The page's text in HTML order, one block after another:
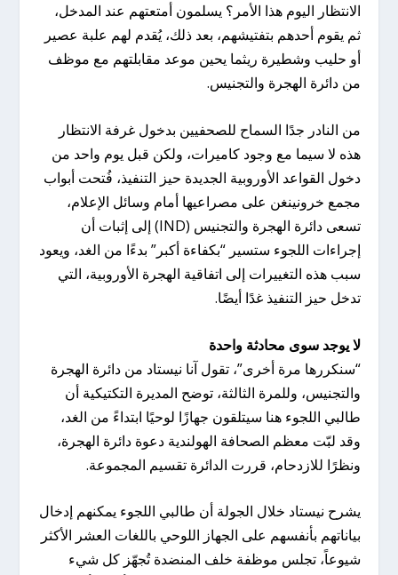
الانتظار اليوم هذا الأمر؟ يسلمون أمتعتهم عند المدخل،
ثم يقوم أحدهم بتفتيشهم، بعد ذلك، يُقدم لهم علبة عصير
أو حليب وشطيرة ريثما يحين موعد مقابلتهم مع موظف
من دائرة الهجرة والتجنيس.
من النادر جدًا السماح للصحفيين بدخول غرفة الانتظار
هذه لا سيما مع وجود كاميرات، ولكن قبل يوم واحد من
دخول القواعد الأوروبية الجديدة حيز التنفيذ، فُتحت أبواب
مجمع خرونينغن على مصراعيها أمام وسائل الإعلام،
تسعى دائرة الهجرة والتجنيس (IND) إلى إثبات أن
إجراءات اللجوء ستسير “بكفاءة أكبر” بدءًا من الغد، ويعود
سبب هذه التغييرات إلى اتفاقية الهجرة الأوروبية، التي
تدخل حيز التنفيذ غدًا أيضًا.
لا يوجد سوى محادثة واحدة
“سنكررها مرة أخرى”، تقول آنا نيستاد من دائرة الهجرة
والتجنيس، وللمرة الثالثة، توضح المديرة التكتيكية أن
طالبي اللجوء هنا سيتلقون جهازًا لوحيًا ابتداءً من الغد،
وقد لبّت معظم الصحافة الهولندية دعوة دائرة الهجرة،
ونظرًا للازدحام، قررت الدائرة تقسيم المجموعة.
يشرح نيستاد خلال الجولة أن طالبي اللجوء يمكنهم إدخال
بياناتهم بأنفسهم على الجهاز اللوحي باللغات العشر الأكثر
شيوعاً، تجلس موظفة خلف المنضدة تُجهّز كل شيء